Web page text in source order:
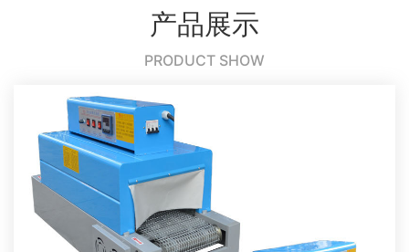
产品展示
PRODUCT SHOW